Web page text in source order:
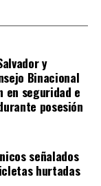
ser
y
Binacional
en seguridad e
posesión
señalados
hurtadas